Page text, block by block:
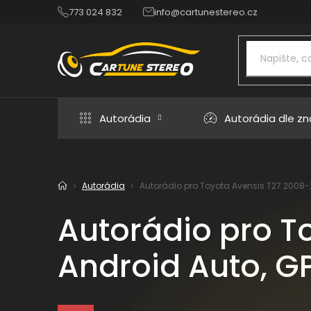
773 024 832 info@cartunestereo.cz
Autorádia Autorádia dle
DomůAutorádia Autorádio pro Toyota Avensis T27 2008-
Autorádio pro
Android Auto,